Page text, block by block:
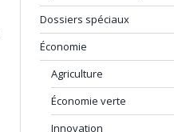
Dossiers spéciaux
Économie
Agriculture
Économie verte
Innovation